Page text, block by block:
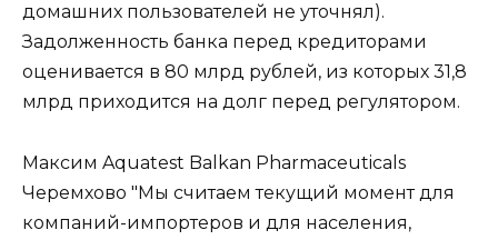
домашних пользователей не уточнял).
Задолженность банка перед кредиторами
оценивается в 80 млрд рублей, из которых 31,8
млрд приходится на долг перед регулятором.
Максим Aquatest Balkan Pharmaceuticals
Черемхово "Мы считаем текущий момент для
компаний-импортеров и для населения,